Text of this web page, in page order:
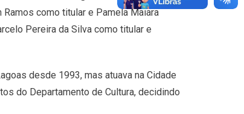
como titular e Pamela Maiara
Pereira da Silva como titular e
desde 1993, mas atuava na Cidade
do Departamento de Cultura, decidindo